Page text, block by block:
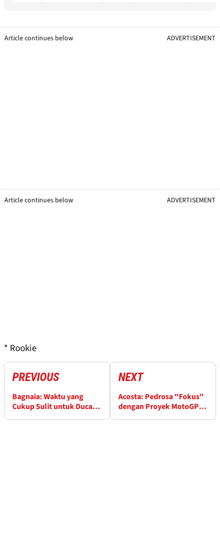
Article continues below ADVERTISEMENT
Article continues below ADVERTISEMENT
* Rookie
PREVIOUS
Bagnaia: Waktu yang
Cukup Sulit untuk Ducati
NEXT
Acosta: Pedrosa "Fokus"
dengan Proyek MotoGP